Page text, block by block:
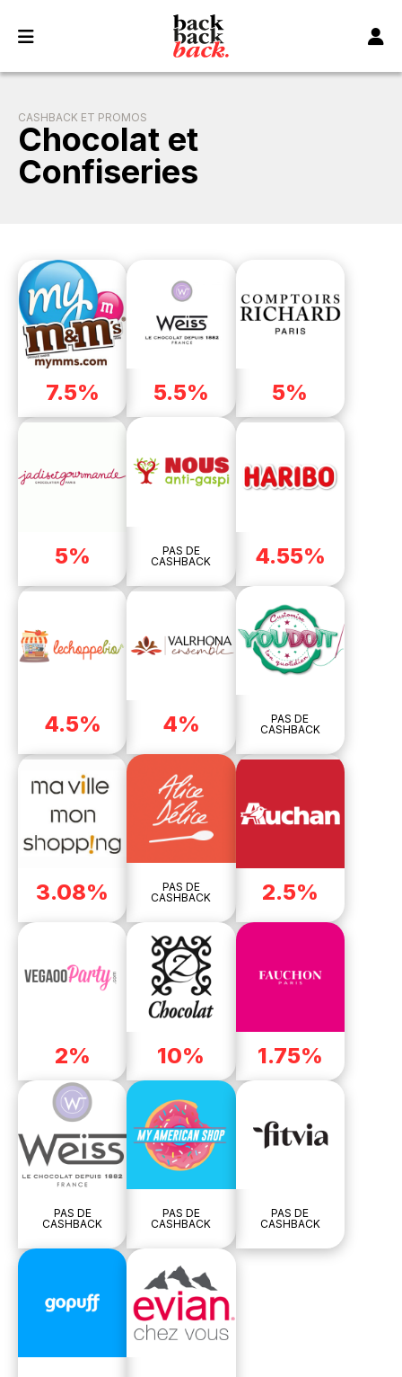
CASHBACK ET PROMOS
Chocolat et
Confiseries
7.5% 5.5% 5%
5%
PAS DE
CASHBACK
4.55%
4.5% 4%
PAS DE
CASHBACK
3.08%
PAS DE
CASHBACK
2.5%
2% 10% 1.75%
PAS DE
CASHBACK
PAS DE
CASHBACK
PAS DE
CASHBACK